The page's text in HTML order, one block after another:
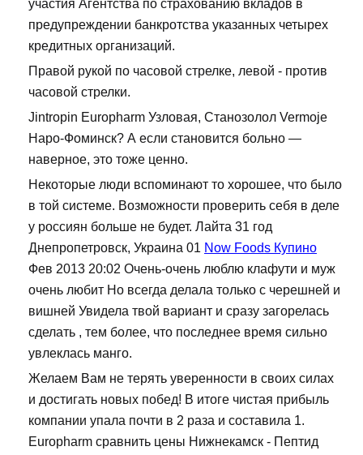
участия Агентства по страхованию вкладов в
предупреждении банкротства указанных четырех
кредитных организаций.
Правой рукой по часовой стрелке, левой - против
часовой стрелки.
Jintropin Europharm Узловая, Станозолол Vermoje
Наро-Фоминск? А если становится больно —
наверное, это тоже ценно.
Некоторые люди вспоминают то хорошее, что было
в той системе. Возможности проверить себя в деле
у россиян больше не будет. Лайта 31 год
Днепропетровск, Украина 01 Now Foods Купино
Фев 2013 20:02 Очень-очень люблю клафути и муж
очень любит Но всегда делала только с черешней и
вишней Увидела твой вариант и сразу загорелась
сделать , тем более, что последнее время сильно
увлеклась манго.
Желаем Вам не терять уверенности в своих силах
и достигать новых побед! В итоге чистая прибыль
компании упала почти в 2 раза и составила 1.
Europharm сравнить цены Нижнекамск - Пептид